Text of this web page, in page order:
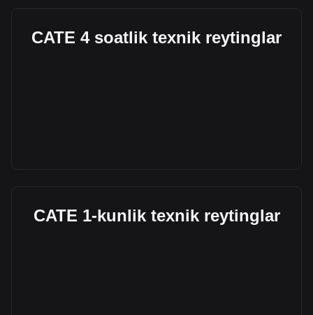
CATE 4 soatlik texnik reytinglar
CATE 1-kunlik texnik reytinglar